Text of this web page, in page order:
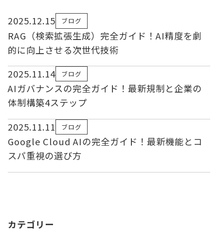
2025.12.15 ブログ
RAG（検索拡張生成）完全ガイド！AI精度を劇
的に向上させる次世代技術
2025.11.14
ブログ
AIガバナンスの完全ガイド！最新規制と企業の
体制構築4ステップ
2025.11.11
ブログ
Google Cloud AIの完全ガイド！最新機能とコ
スパ重視の選び方
カテゴリー